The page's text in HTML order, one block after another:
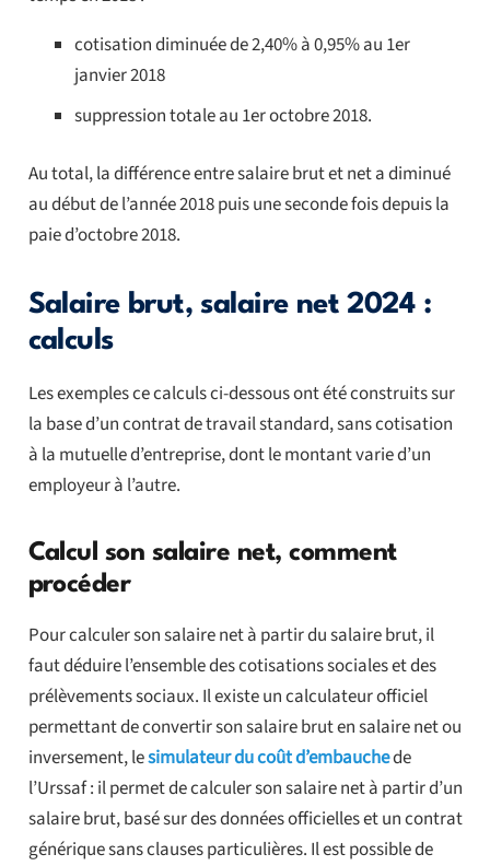
cotisation diminuée de 2,40% à 0,95% au 1er
janvier 2018
suppression totale au 1er octobre 2018.
Au total, la différence entre salaire brut et net a diminué
au début de l’année 2018 puis une seconde fois depuis la
paie d’octobre 2018.
Salaire brut, salaire net 2024 :
calculs
Les exemples ce calculs ci-dessous ont été construits sur
la base d’un contrat de travail standard, sans cotisation
à la mutuelle d’entreprise, dont le montant varie d’un
employeur à l’autre.
Calcul son salaire net, comment
procéder
Pour calculer son salaire net à partir du salaire brut, il
faut déduire l’ensemble des cotisations sociales et des
prélèvements sociaux. Il existe un calculateur officiel
permettant de convertir son salaire brut en salaire net ou
inversement, lesimulateur du coût d’embauchede
l’Urssaf : il permet de calculer son salaire net à partir d’un
salaire brut, basé sur des données officielles et un contrat
générique sans clauses particulières. Il est possible de